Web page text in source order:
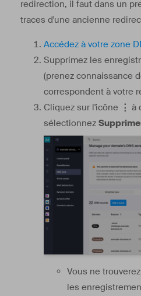
redirection, il faut dans un
traces d'une ancienne
Accédez à votre zone
Supprimez les
(prenez connaissance
correspondent à votre
Cliquez sur l'icône ⋮ à
sélectionnez
Vous ne
les